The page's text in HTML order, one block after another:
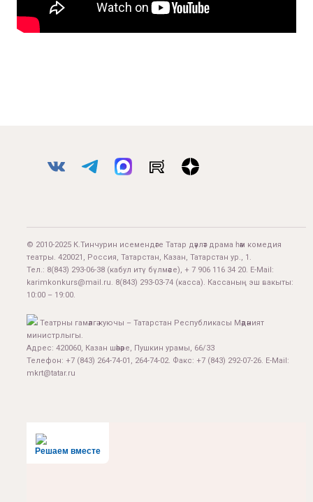
© 2010-2025 К.Тинчурин исемендәге Татар дәүләт драма һәм комедия
театры. 420021, Россия, Татарстан, Казан, Татарстан ур., 1.
Тел.: 8(843) 293-06-38 (кабул итү бүлмәсе), + 7 906 116 34 20. E-Mail:
karimkonkurs@mail.ru. 8(843) 293-03-74 (касса). Кассаның эш вакыты:
10:00 – 19:00.
Театрны гамәлгә куючы – Татарстан Республикасы Мәдәният
министрлыгы.
Адрес: 420060, Казан шәһәре, Пушкин урамы, 66/33
Телефон: +7 (843) 264-74-01, 264-74-02. Факс: +7 (843) 292-07-26. E-Mail:
mkrt@tatar.ru
Решаем вместе